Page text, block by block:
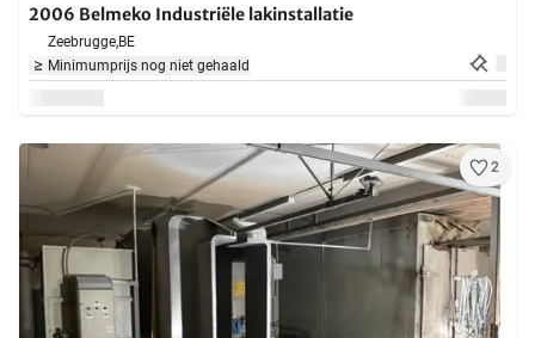
2006 Belmeko Industriële lakinstallatie
Zeebrugge,BE
Minimumprijs nog niet gehaald
2